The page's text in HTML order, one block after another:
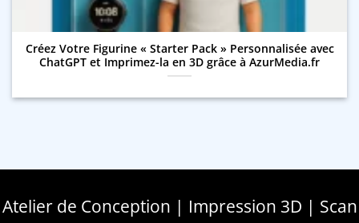
Créez Votre Figurine « Starter Pack » Personnalisée avec
ChatGPT et Imprimez-la en 3D grâce à AzurMedia.fr
Atelier de Conception | Impression 3D | Scan